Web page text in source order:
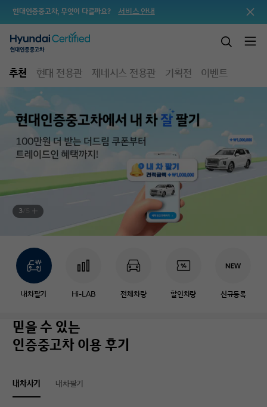
현대인증중고차, 무엇이 다를까요? 서비스 안내
추천 현대 전용관 제네시스 전용관 기획전 이벤트
4
내차팔기 Hi-LAB 전체차량 할인차량 신규등록
믿을 수 있는
인증중고차 이용 후기
내차사기 내차팔기